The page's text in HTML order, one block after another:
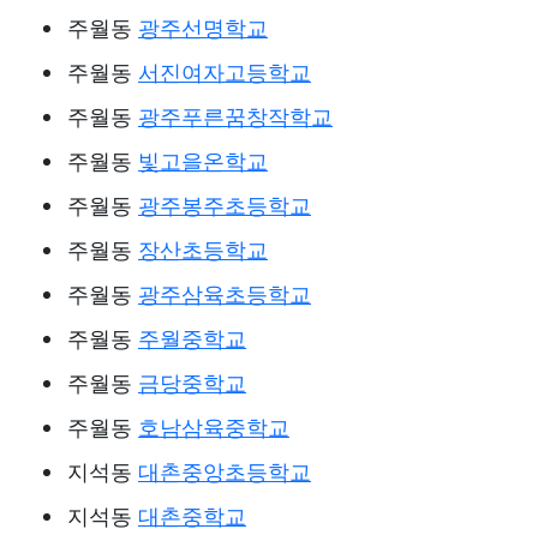
주월동 광주선명학교
주월동 서진여자고등학교
주월동 광주푸른꿈창작학교
주월동 빛고을온학교
주월동 광주봉주초등학교
주월동 장산초등학교
주월동 광주삼육초등학교
주월동 주월중학교
주월동 금당중학교
주월동 호남삼육중학교
지석동 대촌중앙초등학교
지석동 대촌중학교